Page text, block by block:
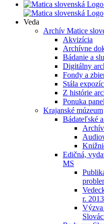
Veda
Archív Matice
Akvizícia
Archívne
Bádanie a
Digitálny
Fondy a
Stála
Z histórie
Ponuka
Krajanské múzeum
Bádateľské
Edičná,
MS
r. 2013
Výzva